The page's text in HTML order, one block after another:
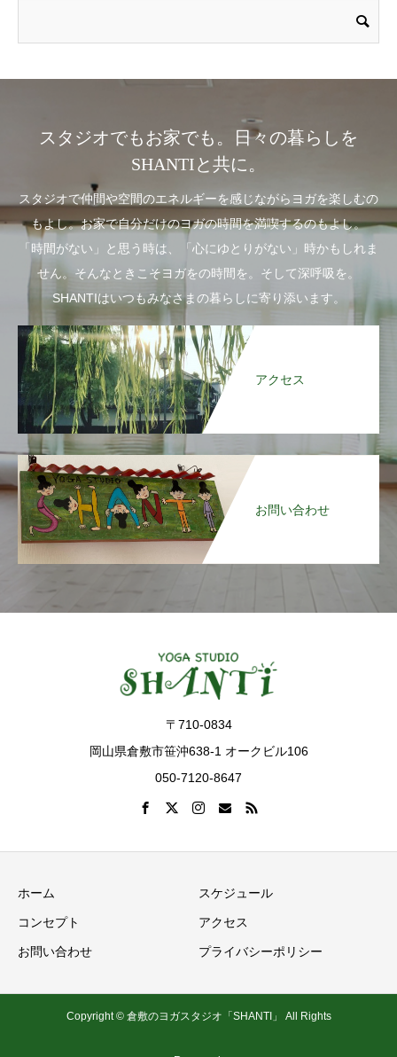
スタジオでもお家でも。日々の暮らしを
SHANTIと共に。
スタジオで仲間や空間のエネルギーを感じながらヨガを楽しむの
もよし。お家で自分だけのヨガの時間を満喫するのもよし。
「時間がない」と思う時は、「心にゆとりがない」時かもしれま
せん。そんなときこそヨガをの時間を。そして深呼吸を。
SHANTIはいつもみなさまの暮らしに寄り添います。
アクセス
お問い合わせ
〒710-0834
岡山県倉敷市笹沖638-1 オークビル106
050-7120-8647
ホーム スケジュール
コンセプト アクセス
お問い合わせ プライバシーポリシー
Copyright © 倉敷のヨガスタジオ「SHANTI」 All Rights